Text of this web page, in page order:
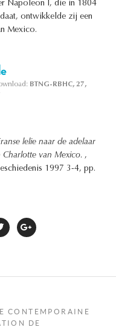
Napoleon I, die in 1804
ontwikkelde zij een
Mexico.
BTNG-RBHC, 27,
lelie naar de adelaar
van Mexico. ,
1997 3-4, pp.
CONTEMPORAINE
DE